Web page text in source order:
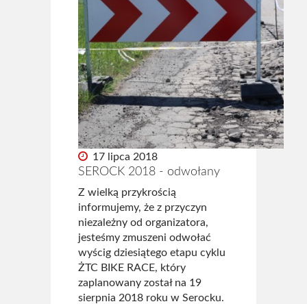
17 lipca 2018
SEROCK 2018 - odwołany
Z wielką przykrością
informujemy, że z przyczyn
niezależny od organizatora,
jesteśmy zmuszeni odwołać
wyścig dziesiątego etapu cyklu
ŻTC BIKE RACE, który
zaplanowany został na 19
sierpnia 2018 roku w Serocku.